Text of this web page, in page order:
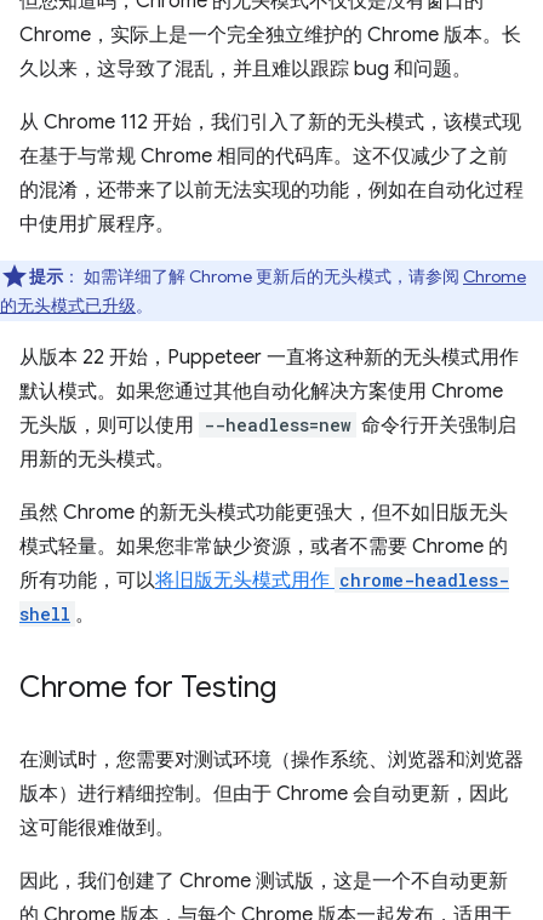
Chrome，实际上是一个完全独立维护的 Chrome 版本。长
久以来，这导致了混乱，并且难以跟踪 bug 和问题。
从 Chrome 112 开始，我们引入了新的无头模式，该模式现
在基于与常规 Chrome 相同的代码库。这不仅减少了之前
的混淆，还带来了以前无法实现的功能，例如在自动化过程
中使用扩展程序。
提示 ： 如需详细了解 Chrome 更新后的无头模式，请参阅 Chrome
的无头模式已升级。
从版本 22 开始，Puppeteer 一直将这种新的无头模式用作
默认模式。如果您通过其他自动化解决方案使用 Chrome
无头版，则可以使用 --headless=new 命令行开关强制启
用新的无头模式。
虽然 Chrome 的新无头模式功能更强大，但不如旧版无头
模式轻量。如果您非常缺少资源，或者不需要 Chrome 的
所有功能，可以将旧版无头模式用作 chrome-headless-
shell 。
Chrome for Testing
在测试时，您需要对测试环境（操作系统、浏览器和浏览器
版本）进行精细控制。但由于 Chrome 会自动更新，因此
这可能很难做到。
因此，我们创建了 Chrome 测试版，这是一个不自动更新
的 Chrome 版本，与每个 Chrome 版本一起发布，适用于